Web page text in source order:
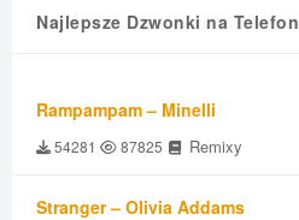
Najlepsze Dzwonki na Telefon
Rampampam – Minelli
54281 87825 Remixy
Stranger – Olivia Addams